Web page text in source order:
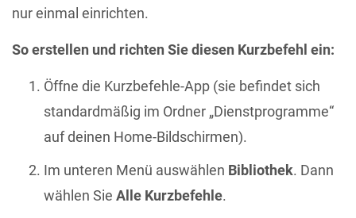
nur einmal einrichten.
So erstellen und richten Sie diesen Kurzbefehl ein:
Öffne die Kurzbefehle-App (sie befindet sich
standardmäßig im Ordner „Dienstprogramme“
auf deinen Home-Bildschirmen).
Im unteren Menü auswählen Bibliothek. Dann
wählen Sie Alle Kurzbefehle.